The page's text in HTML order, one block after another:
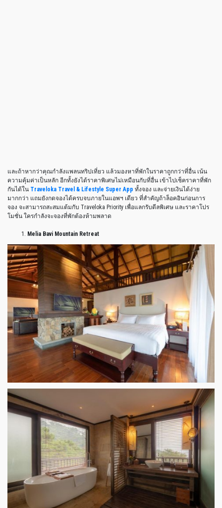
และถ้าหากว่าคุณกำลังแพลนทริปเที่ยว แล้วมองหาที่พักในราคาถูกกว่าที่อื่น เน้น
ความคุ้มค่าเป็นหลัก อีกทั้งยังได้ราคาพิเศษไม่เหมือนกับที่อื่น เข้าไปเช็คราคาที่พัก
กันได้ใน Traveloka Travel & Lifestyle Super App ทั้งจอง และจ่ายเงินได้ง่าย
มากกว่า แถมยังกดจองได้ครบจบภายในแอพฯ เดียว ที่สำคัญถ้าล็อคอินก่อนการ
จอง จะสามารถสะสมแต้มกับ Traveloka Priority เพื่อแลกรับดีลพิเศษ และราคาโปร
โมชั่น ใครกำลังจะจองที่พักต้องห้ามพลาด
Melia Bavi Mountain Retreat